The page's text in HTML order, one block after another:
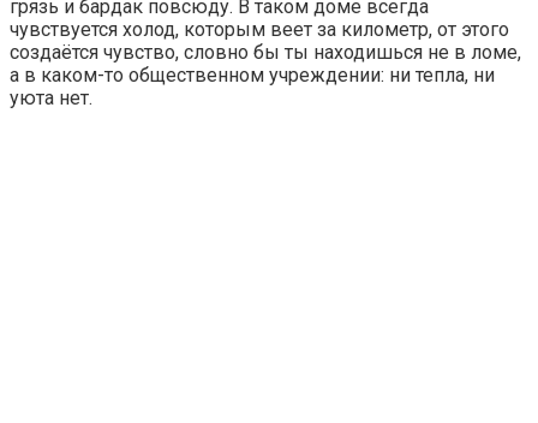
грязь и бардак повсюду. В таком доме всегда
чувствуется холод, которым веет за километр, от этого
создаётся чувство, словно бы ты находишься не в ломе,
а в каком-то общественном учреждении: ни тепла, ни
уюта нет.